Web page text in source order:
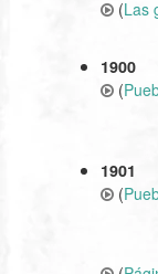
(Las
1900
(
1901
(